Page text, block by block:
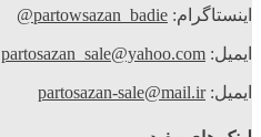
اینستاگرام: partowsazan_badie@
ایمیل: partosazan_sale@yahoo.com
ایمیل:partosazan-sale@mail.ir